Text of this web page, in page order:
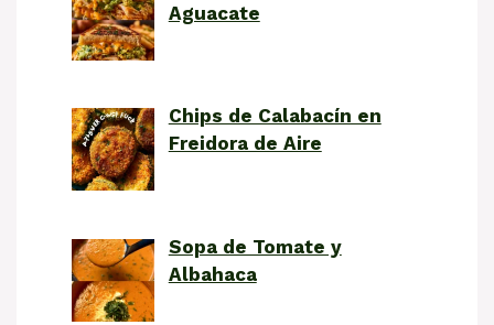
Aguacate
Chips de Calabacín en
Freidora de Aire
Sopa de Tomate y
Albahaca